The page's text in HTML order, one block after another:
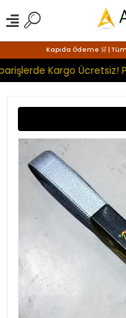
Kapıda Ödeme 🛒 |
Kargo Ücretsiz!